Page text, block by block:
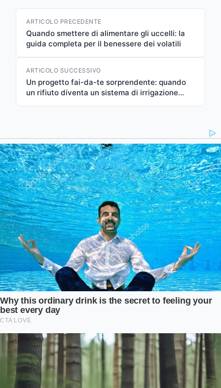
ARTICOLO PRECEDENTE
Quando smettere di alimentare gli uccelli: la
guida completa per il benessere dei volatili
ARTICOLO SUCCESSIVO
Un progetto fai-da-te sorprendente: quando
un rifiuto diventa un sistema di irrigazione